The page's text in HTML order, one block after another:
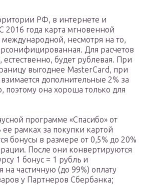
РФ, в интернете и
2016 года карта мгновенной
международной, несмотря на то,
Для расчетов
будет рублевая. При
выгоднее MasterCard, при
взимается дополнительные 2% за
поэтому она хороша только для
программе «Спасибо» от
рамках за покупки картой
бонусы в размере от 0,5% до 20%
После они конвертируются
1 бонус = 1 рубль и
на частичную (до 99%) оплату
у Партнеров Сбербанка;